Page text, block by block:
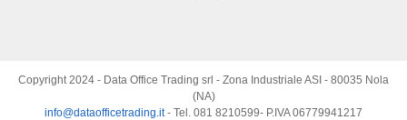
Copyright 2024 - Data Office Trading srl - Zona Industriale ASI - 80035 Nola
(NA)
info@dataofficetrading.it- Tel. 081 8210599- P.IVA 06779941217